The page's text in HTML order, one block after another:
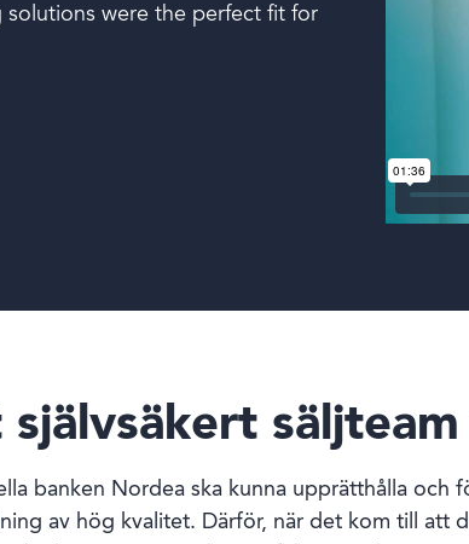
solutions were the perfect fit for
banken Nordea ska kunna upprätthålla och
av hög kvalitet. Därför, när det kom till att